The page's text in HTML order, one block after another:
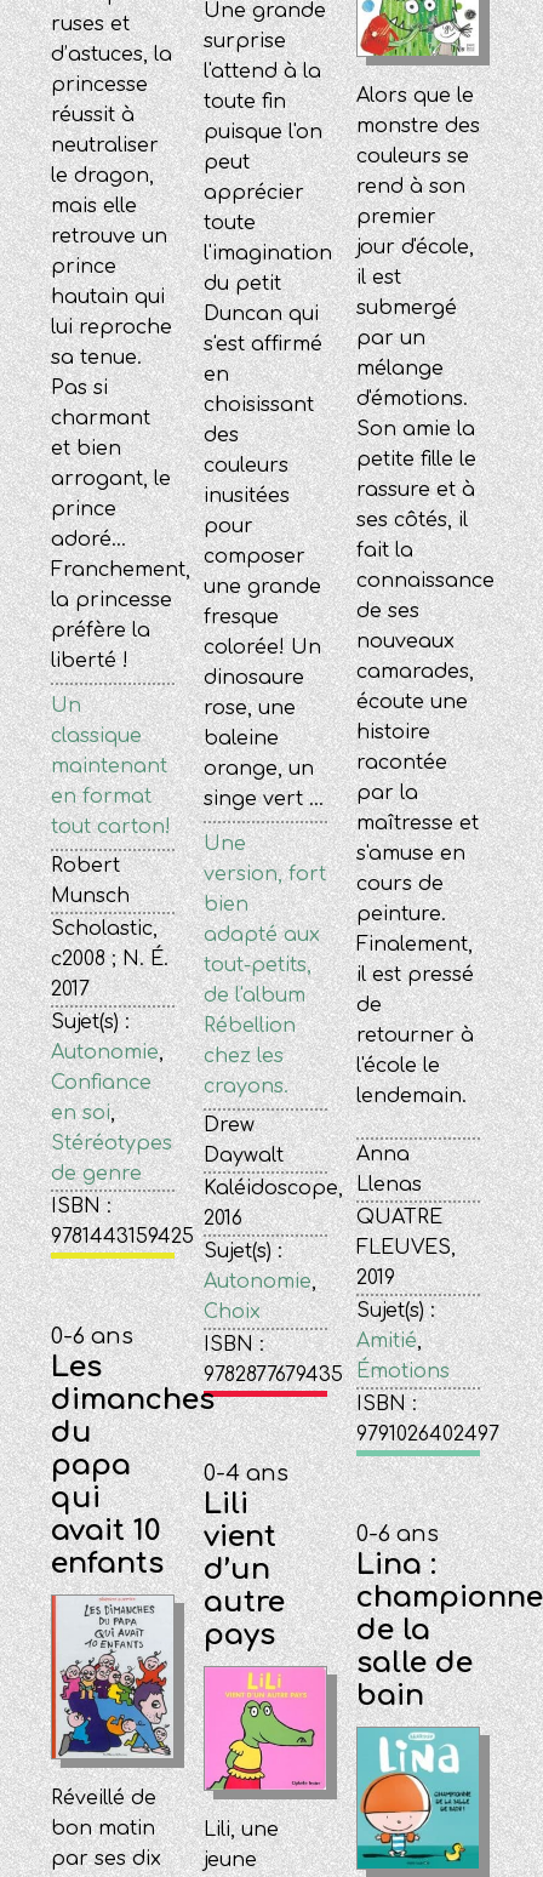
ruses et
d’astuces, la
princesse
réussit à
neutraliser
le dragon,
mais elle
retrouve un
prince
hautain qui
lui reproche
sa tenue.
Pas si
charmant
et bien
arrogant, le
prince
adoré...
Franchement,
la princesse
préfère la
liberté !
Un
classique
maintenant
en format
tout carton!
Robert
Munsch
Scholastic,
c2008 ; N. É.
2017
Sujet(s) :
Autonomie,
Confiance
en soi,
Stéréotypes
de genre
ISBN :
9781443159425
Une grande
surprise
l'attend à la
toute fin
puisque l'on
peut
apprécier
toute
l'imagination
du petit
Duncan qui
s'est affirmé
en
choisissant
des
couleurs
inusitées
pour
composer
une grande
fresque
colorée! Un
dinosaure
rose, une
baleine
orange, un
singe vert ...
Une
version, fort
bien
adapté aux
tout-petits,
de l'album
Rébellion
chez les
crayons.
Drew
Daywalt
Kaléidoscope,
2016
Sujet(s) :
Autonomie,
Choix
ISBN :
9782877679435
Alors que le
monstre des
couleurs se
rend à son
premier
jour d'école,
il est
submergé
par un
mélange
d'émotions.
Son amie la
petite fille le
rassure et à
ses côtés, il
fait la
connaissance
de ses
nouveaux
camarades,
écoute une
histoire
racontée
par la
maîtresse et
s'amuse en
cours de
peinture.
Finalement,
il est pressé
de
retourner à
l'école le
lendemain.
Anna
Llenas
QUATRE
FLEUVES,
2019
Sujet(s) :
Amitié,
Émotions
ISBN :
9791026402497
0-6 ans
Les
dimanches
du
papa
qui
avait 10
enfants
Réveillé de
bon matin
par ses dix
0-4 ans
Lili
vient
d’un
autre
pays
Lili, une
jeune
0-6 ans
Lina :
championne
de la
salle de
bain